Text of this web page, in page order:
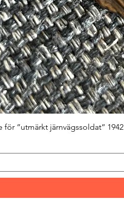
för ”utmärkt järnvägssoldat” 1942